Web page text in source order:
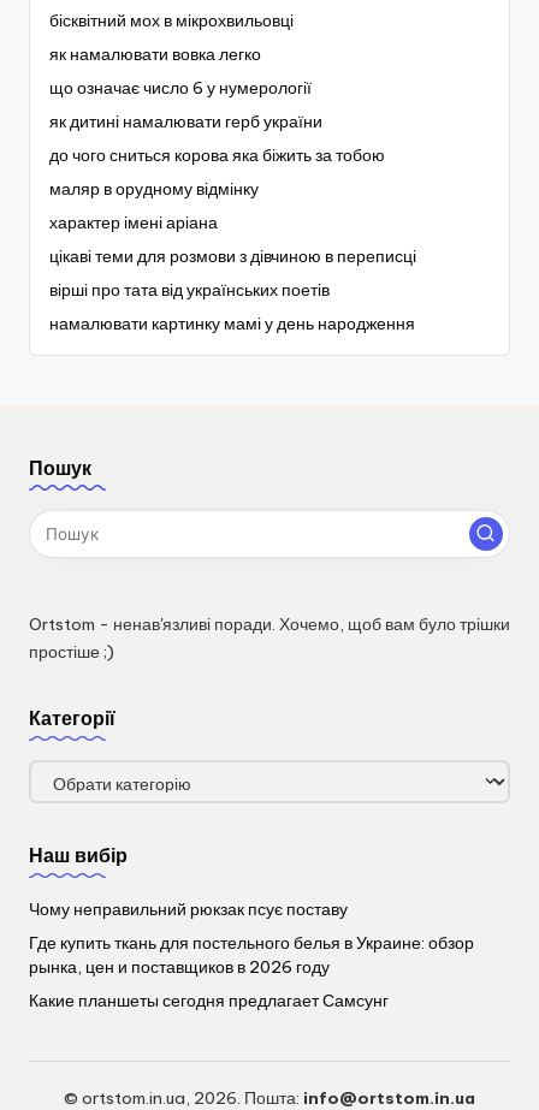
бісквітний мох в мікрохвильовці
як намалювати вовка легко
що означає число 6 у нумерології
як дитині намалювати герб україни
до чого сниться корова яка біжить за тобою
маляр в орудному відмінку
характер імені аріана
цікаві теми для розмови з дівчиною в переписці
вірші про тата від українських поетів
намалювати картинку мамі у день народження
Пошук
Ortstom - ненав'язливі поради. Хочемо, щоб вам було трішки
простіше ;)
Категорії
Категорії
Наш вибір
Чому неправильний рюкзак псує поставу
Где купить ткань для постельного белья в Украине: обзор
рынка, цен и поставщиков в 2026 году
Какие планшеты сегодня предлагает Самсунг
© ortstom.in.ua, 2026. Пошта: info@ortstom.in.ua